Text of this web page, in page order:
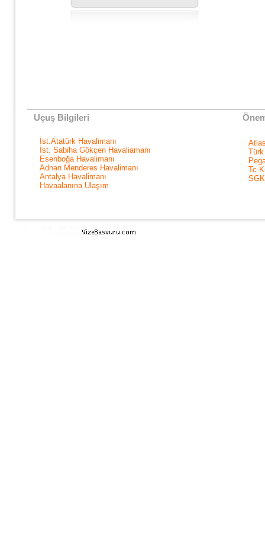
Uçuş Bilgileri
İst.Atatürk Havalimanı
İst. Sabiha Gökçen Havaliamanı
Esenboğa Havalimanı
Adnan Menderes Havalimanı
Antalya Havalimanı
Havaalanına Ulaşım
Türk
Tc